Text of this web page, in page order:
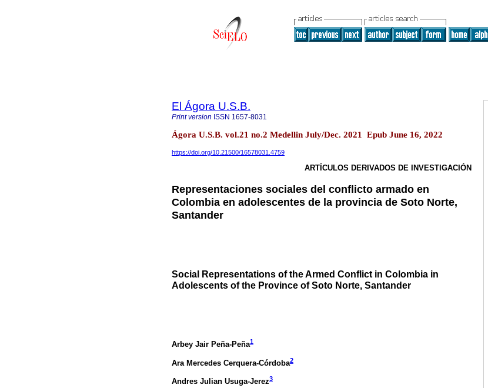
El Ágora U.S.B.
Print version ISSN 1657-8031
Ágora U.S.B. vol.21 no.2 Medellin July/Dec. 2021 Epub June 16, 2022
https://doi.org/10.21500/16578031.4759
ARTÍCULOS DERIVADOS DE INVESTIGACIÓN
Representaciones sociales del conflicto armado en
Colombia en adolescentes de la provincia de Soto Norte,
Santander
Social Representations of the Armed Conflict in Colombia in
Adolescents of the Province of Soto Norte, Santander
Arbey Jair Peña-Peña1
Ara Mercedes Cerquera-Córdoba2
Andres Julian Usuga-Jerez3